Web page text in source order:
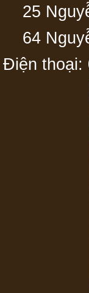
25
64
Điện thoại: